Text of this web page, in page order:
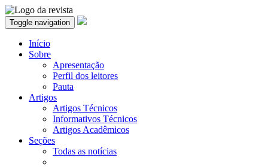
Toggle navigation
Início
Sobre
Apresentação
Perfil dos leitores
Pauta
Artigos
Artigos Técnicos
Informativos Técnicos
Artigos Acadêmicos
Seções
Todas as notícias